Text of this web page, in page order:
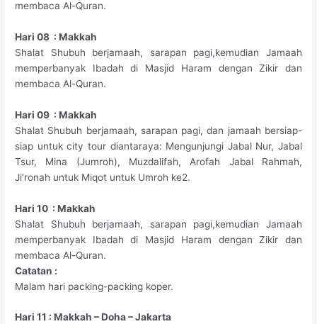
membaca Al-Quran.
Hari 08 : Makkah
Shalat Shubuh berjamaah, sarapan pagi,kemudian Jamaah
memperbanyak Ibadah di Masjid Haram dengan Zikir dan
membaca Al-Quran.
Hari 09 : Makkah
Shalat Shubuh berjamaah, sarapan pagi, dan jamaah bersiap-
siap untuk city tour diantaraya: Mengunjungi Jabal Nur, Jabal
Tsur, Mina (Jumroh), Muzdalifah, Arofah Jabal Rahmah,
Ji’ronah untuk Miqot untuk Umroh ke2.
Hari 10 : Makkah
Shalat Shubuh berjamaah, sarapan pagi,kemudian Jamaah
memperbanyak Ibadah di Masjid Haram dengan Zikir dan
membaca Al-Quran.
Catatan :
Malam hari packing-packing koper.
Hari 11 : Makkah – Doha – Jakarta